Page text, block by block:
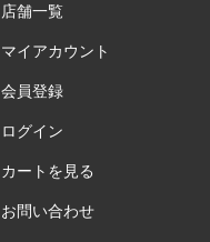
店舗一覧
マイアカウント
会員登録
ログイン
カートを見る
お問い合わせ